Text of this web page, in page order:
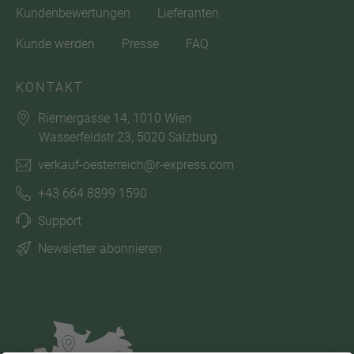
Kundenbewertungen Lieferanten
Kunde werden Presse FAQ
KONTAKT
Riemergasse 14, 1010 Wien
Wasserfeldstr.23, 5020 Salzburg
verkauf-oesterreich@r-express.com
+43 664 8899 1590
Support
Newsletter abonnieren